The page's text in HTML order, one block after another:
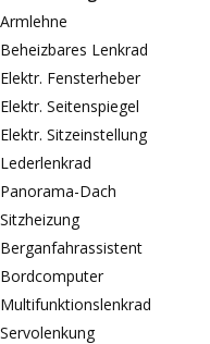
Armlehne
Beheizbares Lenkrad
Elektr. Fensterheber
Elektr. Seitenspiegel
Elektr. Sitzeinstellung
Lederlenkrad
Panorama-Dach
Sitzheizung
Berganfahrassistent
Bordcomputer
Multifunktionslenkrad
Servolenkung